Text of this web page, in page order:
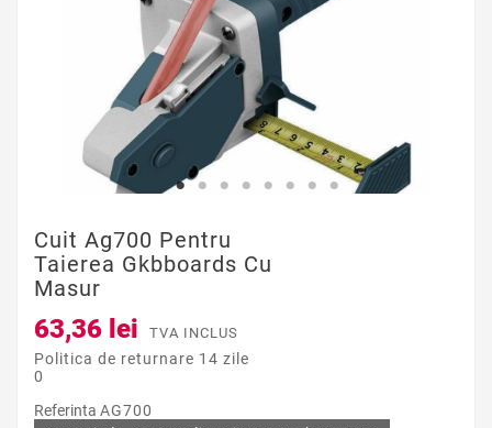
Cuit Ag700 Pentru
Taierea Gkbboards Cu
Masur
63,36 lei TVA INCLUS
Politica de returnare 14 zile
0
Referinta AG700